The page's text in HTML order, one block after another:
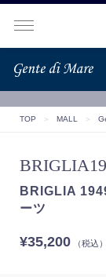
TOP ＞ MALL ＞
BRIGLIA
ーツ
¥35,200（税込）